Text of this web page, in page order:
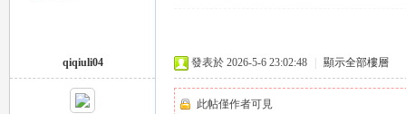
qiqiuli04 發表於 2026-5-6 23:02:48 顯示全部樓層
此帖僅作者可見